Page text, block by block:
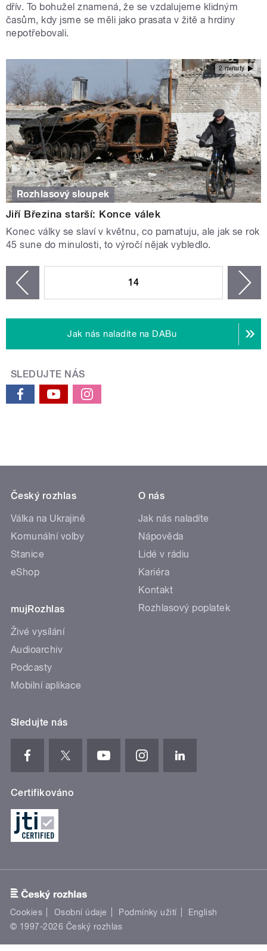
dřív. To bohužel znamená, že se vzdalujeme klidným
časům, kdy jsme se měli jako prasata v žitě a hrdiny
nepotřebovali.
2 minuty
Rozhlasový sloupek
Jiří Březina starší: Konce válek
Konec války se slaví v květnu, co pamatuju, ale jak se rok
45 sune do minulosti, to výročí nějak vybledlo.
14
Jak nás naladíte na DABu
SLEDUJTE NÁS
Český rozhlas
Válka na Ukrajině
Komunální volby
Stanice
eShop
mujRozhlas
Živé vysílání
Audioarchiv
Podcasty
Mobilní aplikace
O nás
Jak nás naladíte
Nápověda
Lidé v rádiu
Kariéra
Kontakt
Rozhlasový poplatek
Sledujte nás
Certifikováno
Cookies Osobní údaje Podmínky užití
English
© 1997-2026 Český rozhlas